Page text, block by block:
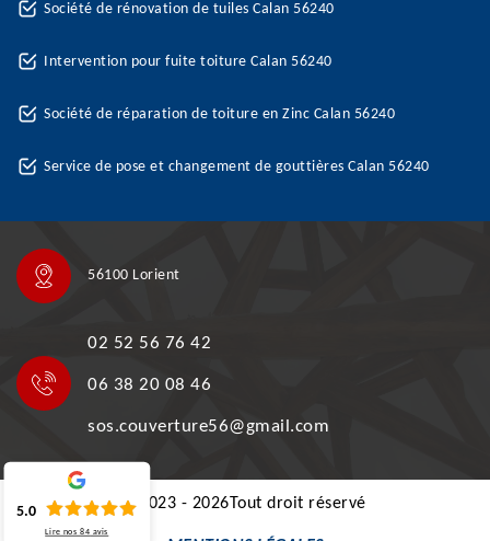
Société de rénovation de tuiles Calan 56240
Intervention pour fuite toiture Calan 56240
Société de réparation de toiture en Zinc Calan 56240
Service de pose et changement de gouttières Calan 56240
56100 Lorient
02 52 56 76 42
06 38 20 08 46
sos.couverture56@gmail.com
©2023 - 2026Tout droit réservé
5.0
Lire nos84 avis